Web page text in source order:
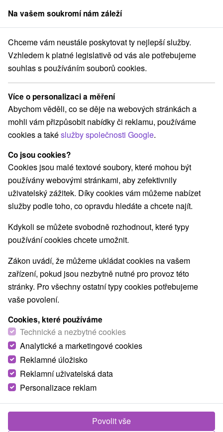
člen skupinySorger
na Slovensku Stredné Slovensko Žilinský kraj Podtureň
Ubytování Podtureň
Kategorie
Všechny kategorie
Apartmány(2)
Chaty na prenájom(2) Priváty(3)
Vyberte lokalitu nebo termín
VŠECHNY TOP - NEJPRODÁVANĚJŠÍ NEJLEVNĚJŠÍ
Ubytovanie pod Homôlkou Jamník
Na vašem soukromí nám záleží
Chceme vám neustále poskytovat ty nejlepší služby.
Vzhledem k platné legislativě od vás ale potřebujeme
souhlas s používáním souborů cookies.
Více o personalizaci a měření
Abychom věděli, co se děje na webových stránkách a
mohli vám přizpůsobit nabídky či reklamu, používáme
cookies a takéslužby společnosti Google.
Co jsou cookies?
Cookies jsou malé textové soubory, které mohou být
používány webovými stránkami, aby zefektivnily
uživatelský zážitek. Díky cookies vám můžeme nabízet
služby podle toho, co opravdu hledáte a chcete najít.
Kdykoli se můžete svobodně rozhodnout, které typy
používání cookies chcete umožnit.
Zákon uvádí, že můžeme ukládat cookies na vašem
zařízení, pokud jsou nezbytně nutné pro provoz této
stránky. Pro všechny ostatní typy cookies potřebujeme
vaše povolení.
Cookies, které používáme
Technické a nezbytné cookies
Analytické a marketingové cookies
Reklamné úložisko
Reklamní uživatelská data
Personalizace reklam
Povolit vše